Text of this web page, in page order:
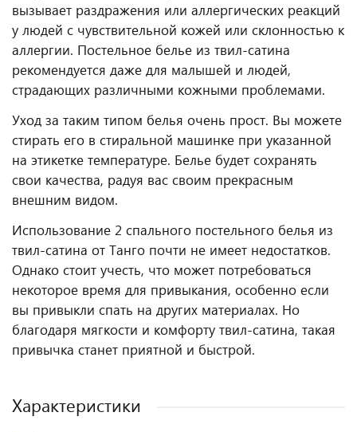
вызывает раздражения или аллергических реакций
у людей с чувствительной кожей или склонностью к
аллергии. Постельное белье из твил-сатина
рекомендуется даже для малышей и людей,
страдающих различными кожными проблемами.
Уход за таким типом белья очень прост. Вы можете
стирать его в стиральной машинке при указанной
на этикетке температуре. Белье будет сохранять
свои качества, радуя вас своим прекрасным
внешним видом.
Использование 2 спального постельного белья из
твил-сатина от Танго почти не имеет недостатков.
Однако стоит учесть, что может потребоваться
некоторое время для привыкания, особенно если
вы привыкли спать на других материалах. Но
благодаря мягкости и комфорту твил-сатина, такая
привычка станет приятной и быстрой.
Характеристики